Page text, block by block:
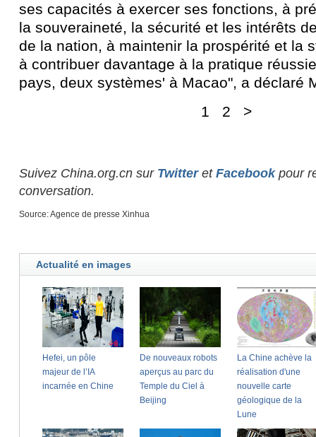
ses capacités à exercer ses fonctions, à
la souveraineté, la sécurité et les intérêts
de la nation, à maintenir la prospérité et la
à contribuer davantage à la pratique
pays, deux systèmes' à Macao", a déclaré
1
2 >
Suivez China.org.cn sur Twitteret Facebookpour
conversation.
Source: Agence de presse Xinhua